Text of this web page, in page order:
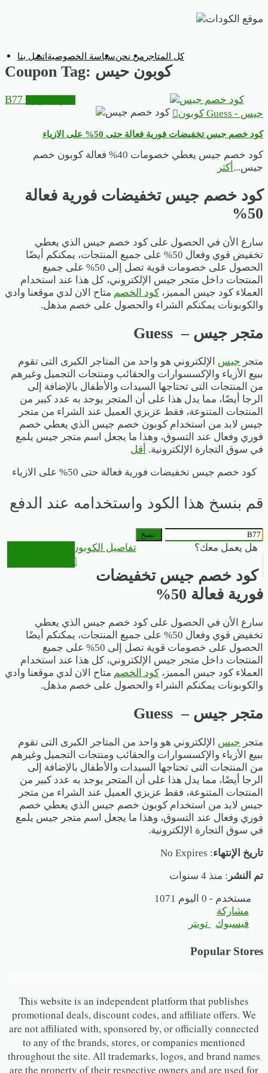
المحتوى
كل المتاجر من نحنسياسة الخصوصية اتصل بنا
Coupon Tag: كوبون حيس
جيس - Guess كوبون
كود خصم جيس تخفيضات فورية فعالة حتى 50% على الازياء
كود خصم جيس يعطي خصومات 40% فعالة كوبون خصم
جيس... أكثر
كود خصم جيس تخفيضات فورية فعالة
50%
سارع الأن في الحصول على كود خصم جيس الذي يعطي
تخفيض قوي وفعال 50% على جميع المنتجات، يمكنكم أيضًا
الحصول على خصومات قوية تصل إلى 50% على جميع
المنتجات داخل متجر جيس الإلكتروني، كل هذا عند استخدام
العملاء كود جيس المميز، كود الخصم متاح الان لدي موقعنا وادي
والكوبونات يمكنكم الشراء والحصول على خصم مذهل.
متجر جيس – Guess
متجر جيس الإلكتروني هو واحد من المتاجر الكبرى التى تقوم
ببيع الأزياء والإكسسوارات والحقائب ومنتجات التجميل وغيرهم
من المنتجات التى تحتاجها السيدات والأطفال بالإضافة إلى
الرجا أيضًا، مما يدل هذا على أن المتجر يوجد به عدد كبير من
المنتجات المتنوعة، فقط عزيزي العميل عند الشراء من متجر
جيس لابد من استخدام كوبون خصم جيس الذي يعطي خصم
فوري وفعال عند التسوق، وهذا ما يجعل اسم متجر جيس يلمع
في سوق التجارة الإلكترونية. أقل
B77
كود خصم جيس تخفيضات فورية فعالة حتى 50% على الازياء
قم بنسخ هذا الكود واستخدامه عند الدفع
نسخ
هل يعمل معك؟ تفاصيل الكوبون
كود خصم جيس تخفيضات
فورية فعالة 50%
سارع الأن في الحصول على كود خصم جيس الذي يعطي
تخفيض قوي وفعال 50% على جميع المنتجات، يمكنكم أيضًا
الحصول على خصومات قوية تصل إلى 50% على جميع
المنتجات داخل متجر جيس الإلكتروني، كل هذا عند استخدام
العملاء كود جيس المميز، كود الخصم متاح الان لدي موقعنا وادي
والكوبونات يمكنكم الشراء والحصول على خصم مذهل.
متجر جيس – Guess
متجر جيس الإلكتروني هو واحد من المتاجر الكبرى التى تقوم
ببيع الأزياء والإكسسوارات والحقائب ومنتجات التجميل وغيرهم
من المنتجات التى تحتاجها السيدات والأطفال بالإضافة إلى
الرجا أيضًا، مما يدل هذا على أن المتجر يوجد به عدد كبير من
المنتجات المتنوعة، فقط عزيزي العميل عند الشراء من متجر
جيس لابد من استخدام كوبون خصم جيس الذي يعطي خصم
فوري وفعال عند التسوق، وهذا ما يجعل اسم متجر جيس يلمع
في سوق التجارة الإلكترونية.
تاريخ الإنتهاء: No Expires
تم النشر : منذ 4 سنوات
1071 مستخدم - 0 اليوم
مشاركة
فيسبوك
تويتر
Popular Stores
This website is an independent platform that publishes
promotional deals, discount codes, and affiliate offers. We
are not affiliated with, sponsored by, or officially connected
to any of the brands, stores, or companies mentioned
throughout the site. All trademarks, logos, and brand names
are the property of their respective owners and are used for